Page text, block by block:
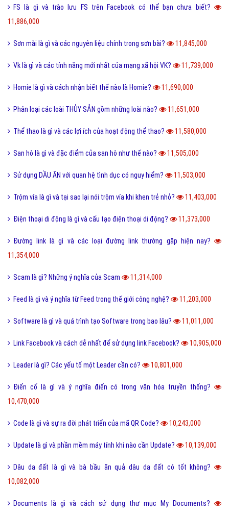
FS là gì và trào lưu FS trên Facebook có thể bạn chưa biết?
11,886,000
Sơn mài là gì và các nguyên liệu chính trong sơn bài? 11,845,000
Vk là gì và các tính năng mới nhất của mạng xã hội VK? 11,739,000
Homie là gì và cách nhận biết thế nào là Homie? 11,690,000
Phân loại các loài THỦY SẢN gồm những loài nào? 11,651,000
Thể thao là gì và các lợi ích của hoạt động thể thao? 11,580,000
San hô là gì và đặc điểm của san hô như thế nào? 11,505,000
Sử dụng DẦU ĂN với quan hệ tình dục có nguy hiểm? 11,503,000
Trộm vía là gì và tại sao lại nói trộm vía khi khen trẻ nhỏ? 11,403,000
Điện thoại di động là gì và cấu tạo điện thoại di động? 11,373,000
Đường link là gì và các loại đường link thường gặp hiện nay?
11,354,000
Scam là gì? Những ý nghĩa của Scam 11,314,000
Feed là gì và ý nghĩa từ Feed trong thế giới công nghệ? 11,203,000
Software là gì và quá trình tạo Software trong bao lâu? 11,011,000
Link Facebook và cách dễ nhất để sử dụng link Facebook? 10,905,000
Leader là gì? Các yếu tố một Leader cần có? 10,801,000
Điển cố là gì và ý nghĩa điển có trong văn hóa truyền thống?
10,470,000
Code là gì và sự ra đời phát triển của mã QR Code? 10,243,000
Update là gì và phần mềm máy tính khi nào cần Update? 10,139,000
Dâu da đất là gì và bà bầu ăn quả dâu da đất có tốt không?
10,082,000
Documents là gì và cách sử dụng thư mục My Documents?